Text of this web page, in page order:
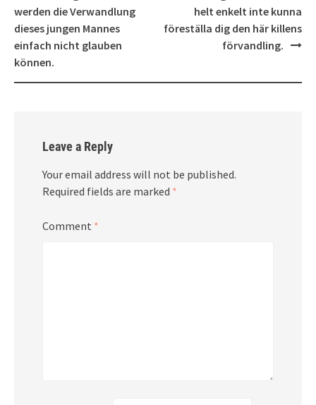
navigation
werden die Verwandlung
dieses jungen Mannes
einfach nicht glauben
können.
helt enkelt inte kunna
föreställa dig den här killens
förvandling.
Leave a Reply
Your email address will not be published.
Required fields are marked *
Comment *